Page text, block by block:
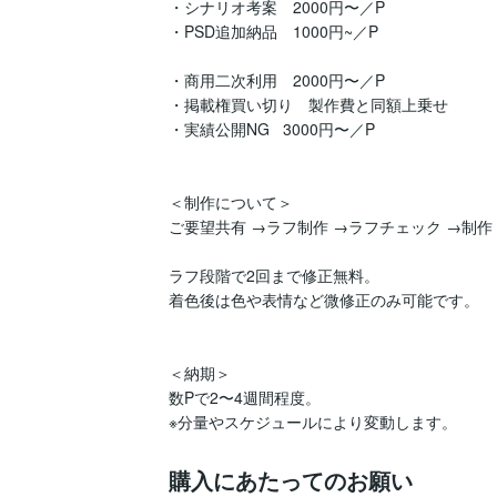
・シナリオ考案　2000円〜／P
・PSD追加納品　1000円~／P
・商用二次利用　2000円〜／P
・掲載権買い切り　製作費と同額上乗せ
・実績公開NG   3000円〜／P
＜制作について＞
ご要望共有 →ラフ制作 →ラフチェック →制
ラフ段階で2回まで修正無料。
着色後は色や表情など微修正のみ可能です。
＜納期＞
数Pで2〜4週間程度。
購入にあたってのお願い